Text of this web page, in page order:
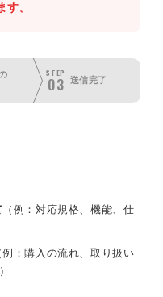
す。
STEP
03 送信完了
（例：対応規格、機能、仕
例：購入の流れ、取り扱い